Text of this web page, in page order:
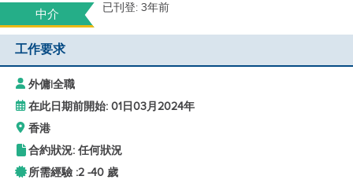
中介
已刊登: 3年前
工作要求
外傭|全職
在此日期前開始: 01日03月2024年
香港
合約狀況: 任何狀況
所需經驗 :2 -40 歲